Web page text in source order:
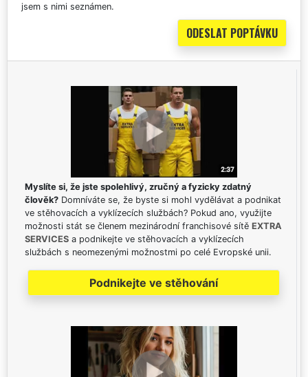
jsem s nimi seznámen.
Myslíte si, že jste spolehlivý, zručný a fyzicky zdatný
člověk? Domníváte se, že byste si mohl vydělávat a podnikat
ve stěhovacích a vyklízecích službách? Pokud ano, využijte
možnosti stát se členem mezinárodní franchisové sítě EXTRA
SERVICES a podnikejte ve stěhovacích a vyklízecích
službách s neomezenými možnostmi po celé Evropské unii.
Podnikejte ve stěhování